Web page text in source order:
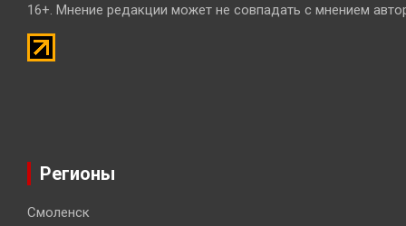
16+. Мнение редакции может не совпадать с мнением
Регионы
Смоленск